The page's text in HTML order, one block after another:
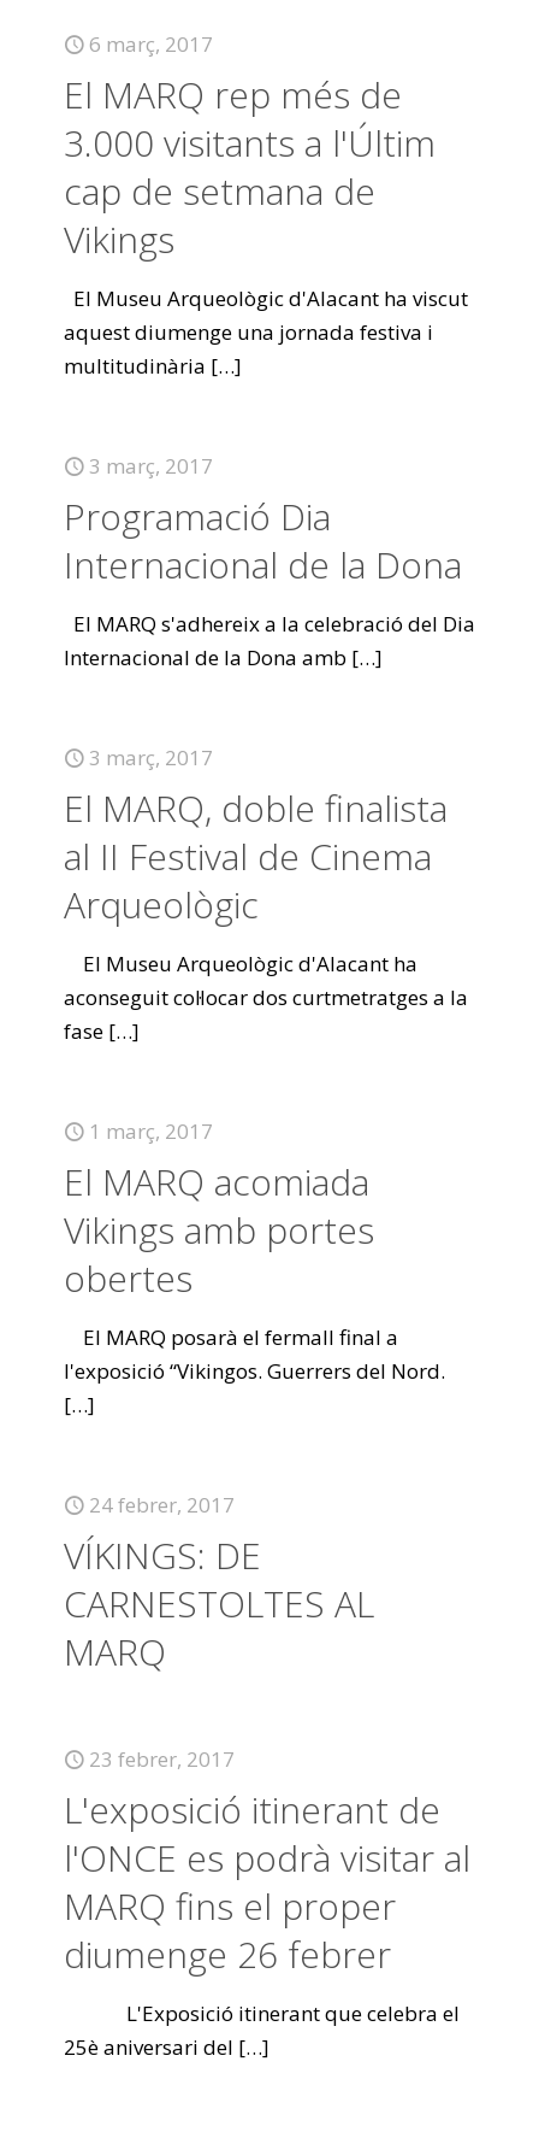
6 març, 2017
El MARQ rep més de
3.000 visitants a l'Últim
cap de setmana de
Vikings
El Museu Arqueològic d'Alacant ha viscut
aquest diumenge una jornada festiva i
multitudinària […]
3 març, 2017
Programació Dia
Internacional de la Dona
El MARQ s'adhereix a la celebració del Dia
Internacional de la Dona amb […]
3 març, 2017
El MARQ, doble finalista
al II Festival de Cinema
Arqueològic
El Museu Arqueològic d'Alacant ha
aconseguit col·locar dos curtmetratges a la
fase […]
1 març, 2017
El MARQ acomiada
Vikings amb portes
obertes
El MARQ posarà el fermall final a
l'exposició “Vikingos. Guerrers del Nord.
[…]
24 febrer, 2017
VÍKINGS: DE
CARNESTOLTES AL
MARQ
23 febrer, 2017
L'exposició itinerant de
l'ONCE es podrà visitar al
MARQ fins el proper
diumenge 26 febrer
L'Exposició itinerant que celebra el
25è aniversari del […]